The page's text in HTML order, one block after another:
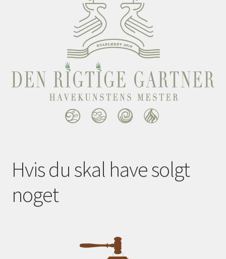
Hvis du skal have solgt
noget